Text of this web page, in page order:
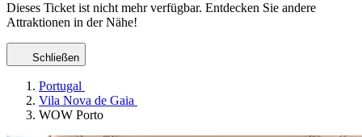
Dieses Ticket ist nicht mehr verfügbar. Entdecken Sie andere
Attraktionen in der Nähe!
Schließen
Portugal
Vila Nova de Gaia
WOW Porto